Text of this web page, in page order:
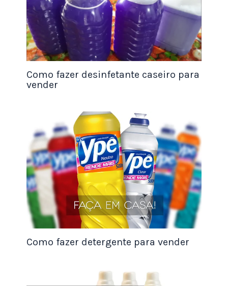
público.
Por exemplo, você pode fornecer umdesconto
especial na próxima compra para cada nova
descontos exclusivos ou serviços adicionais
gratuitos, contribui para a fidelização dos clientes
aumenta a visibilidadeda sua ótica.
3. Evento de Lançamento de Coleção
Como fazer desinfetante caseiro para
vender
Como fazer detergente para vender